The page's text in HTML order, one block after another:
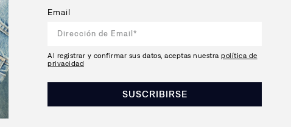
Email
Al registrar y confirmar sus datos, aceptas nuestra política de
privacidad
SUSCRIBIRSE